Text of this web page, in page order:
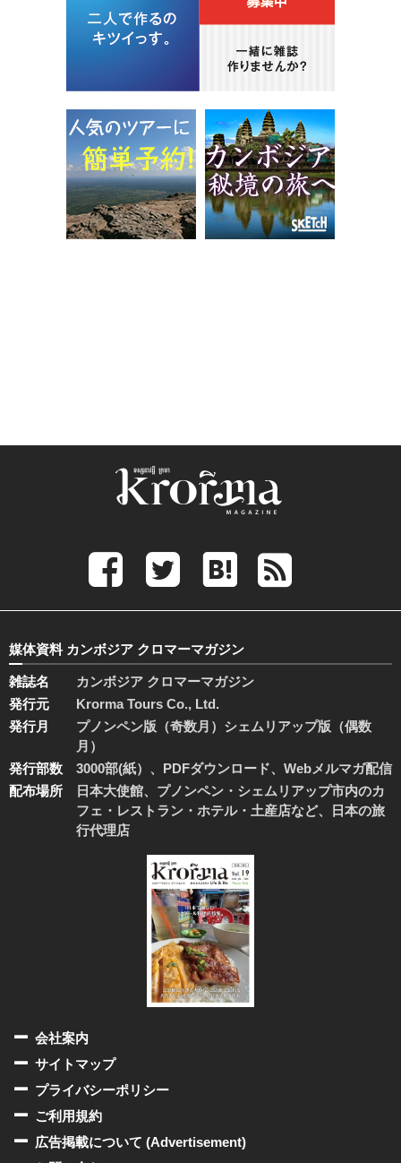
媒体資料 カンボジア クロマーマガジン
雑誌名
カンボジア クロマーマガジン
発行元
Krorma Tours Co., Ltd.
発行月
プノンペン版（奇数月）シェムリアップ版（偶数
月）
発行部数
3000部(紙）、PDFダウンロード、Webメルマガ配信
配布場所
日本大使館、プノンペン・シェムリアップ市内のカ
フェ・レストラン・ホテル・土産店など、日本の旅
行代理店
会社案内
サイトマップ
プライバシーポリシー
ご利用規約
広告掲載について (Advertisement)